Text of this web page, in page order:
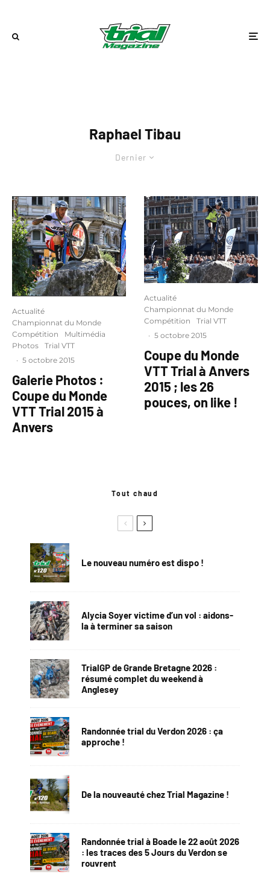
Raphael Tibau
Dernier
Actualité
Championnat du Monde
Compétition
Multimédia
Photos
Trial VTT
· 5 octobre 2015
Galerie Photos :
Coupe du Monde
VTT Trial 2015 à
Anvers
Actualité
Championnat du Monde
Compétition
Trial VTT
· 5 octobre 2015
Coupe du Monde
VTT Trial à Anvers
2015 ; les 26
pouces, on like !
Tout chaud
Le nouveau numéro est dispo !
Alycia Soyer victime d’un vol : aidons-
la à terminer sa saison
TrialGP de Grande Bretagne 2026 :
résumé complet du weekend à
Anglesey
Randonnée trial du Verdon 2026 : ça
approche !
De la nouveauté chez Trial Magazine !
Randonnée trial à Boade le 22 août 2026
: les traces des 5 Jours du Verdon se
rouvrent